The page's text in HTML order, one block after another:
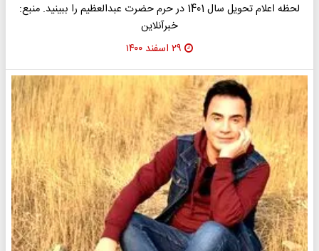
لحظه اعلام تحویل سال 1401 در حرم حضرت عبدالعظیم را ببینید. منبع:
خبرآنلاین
۲۹ اسفند ۱۴۰۰